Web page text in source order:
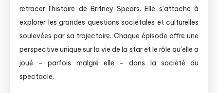
retracer l’histoire de Britney Spears. Elle s’attache à
explorer les grandes questions sociétales et culturelles
soulevées par sa trajectoire. Chaque épisode offre une
perspective unique sur la vie de la star et le rôle qu’elle a
joué – parfois malgré elle – dans la société du
spectacle.